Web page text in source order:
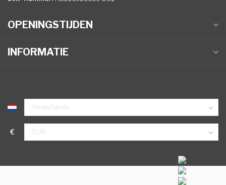
OPENINGSTIJDEN
INFORMATIE
€